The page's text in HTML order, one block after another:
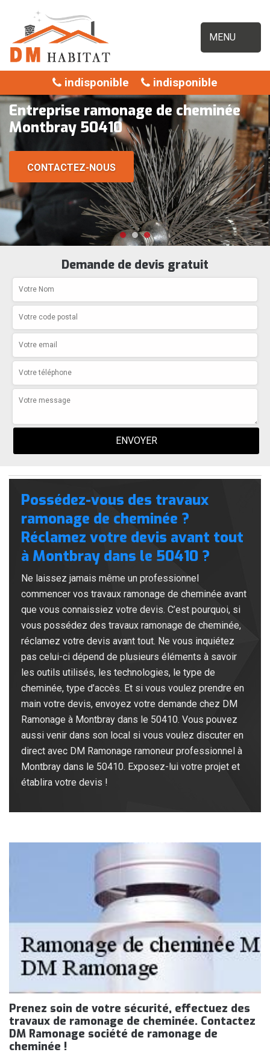
MENU
indisponible indisponible
Entreprise ramonage de cheminée
Montbray 50410
CONTACTEZ-NOUS
Demande de devis gratuit
Possédez-vous des travaux
ramonage de cheminée ?
Réclamez votre devis avant tout
à Montbray dans le 50410 ?
Ne laissez jamais même un professionnel
commencer vos travaux ramonage de cheminée avant
que vous connaissiez votre devis. C’est pourquoi, si
vous possédez des travaux ramonage de cheminée,
réclamez votre devis avant tout. Ne vous inquiétez
pas celui-ci dépend de plusieurs éléments à savoir
les outils utilisés, les technologies, le type de
cheminée, type d’accès. Et si vous voulez prendre en
main votre devis, envoyez votre demande chez DM
Ramonage à Montbray dans le 50410. Vous pouvez
aussi venir dans son local si vous voulez discuter en
direct avec DM Ramonage ramoneur professionnel à
Montbray dans le 50410. Exposez-lui votre projet et
établira votre devis !
Prenez soin de votre sécurité, effectuez des
travaux de ramonage de cheminée. Contactez
DM Ramonage société de ramonage de
cheminée !